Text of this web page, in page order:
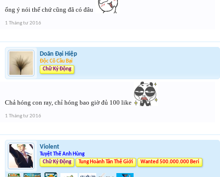
ổng ý nói thế chứ cũng đã có đâu
1 Tháng tư 2016
Doãn Đại Hiệp
Độc Cô Cầu Bại
Chữ Ký Động
Chả hóng con ray, chỉ hóng bao giờ đủ 100 like
1 Tháng tư 2016
Violent
Tuyệt Thế Anh Hùng
Chữ Ký Động
Tung Hoành Tân Thế Giới Wanted 500.000.000 Beri